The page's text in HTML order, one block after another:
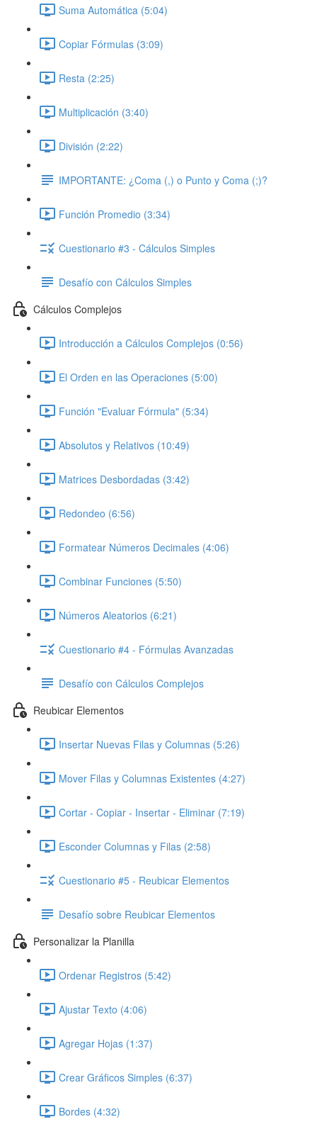
Suma Automática (5:04)
Copiar Fórmulas (3:09)
Resta (2:25)
Multiplicación (3:40)
División (2:22)
IMPORTANTE: ¿Coma (,) o Punto y Coma (;)?
Función Promedio (3:34)
Cuestionario #3 - Cálculos Simples
Desafío con Cálculos Simples
Cálculos Complejos
Introducción a Cálculos Complejos (0:56)
El Orden en las Operaciones (5:00)
Función "Evaluar Fórmula" (5:34)
Absolutos y Relativos (10:49)
Matrices Desbordadas (3:42)
Redondeo (6:56)
Formatear Números Decimales (4:06)
Combinar Funciones (5:50)
Números Aleatorios (6:21)
Cuestionario #4 - Fórmulas Avanzadas
Desafío con Cálculos Complejos
Reubicar Elementos
Insertar Nuevas Filas y Columnas (5:26)
Mover Filas y Columnas Existentes (4:27)
Cortar - Copiar - Insertar - Eliminar (7:19)
Esconder Columnas y Filas (2:58)
Cuestionario #5 - Reubicar Elementos
Desafío sobre Reubicar Elementos
Personalizar la Planilla
Ordenar Registros (5:42)
Ajustar Texto (4:06)
Agregar Hojas (1:37)
Crear Gráficos Simples (6:37)
Bordes (4:32)